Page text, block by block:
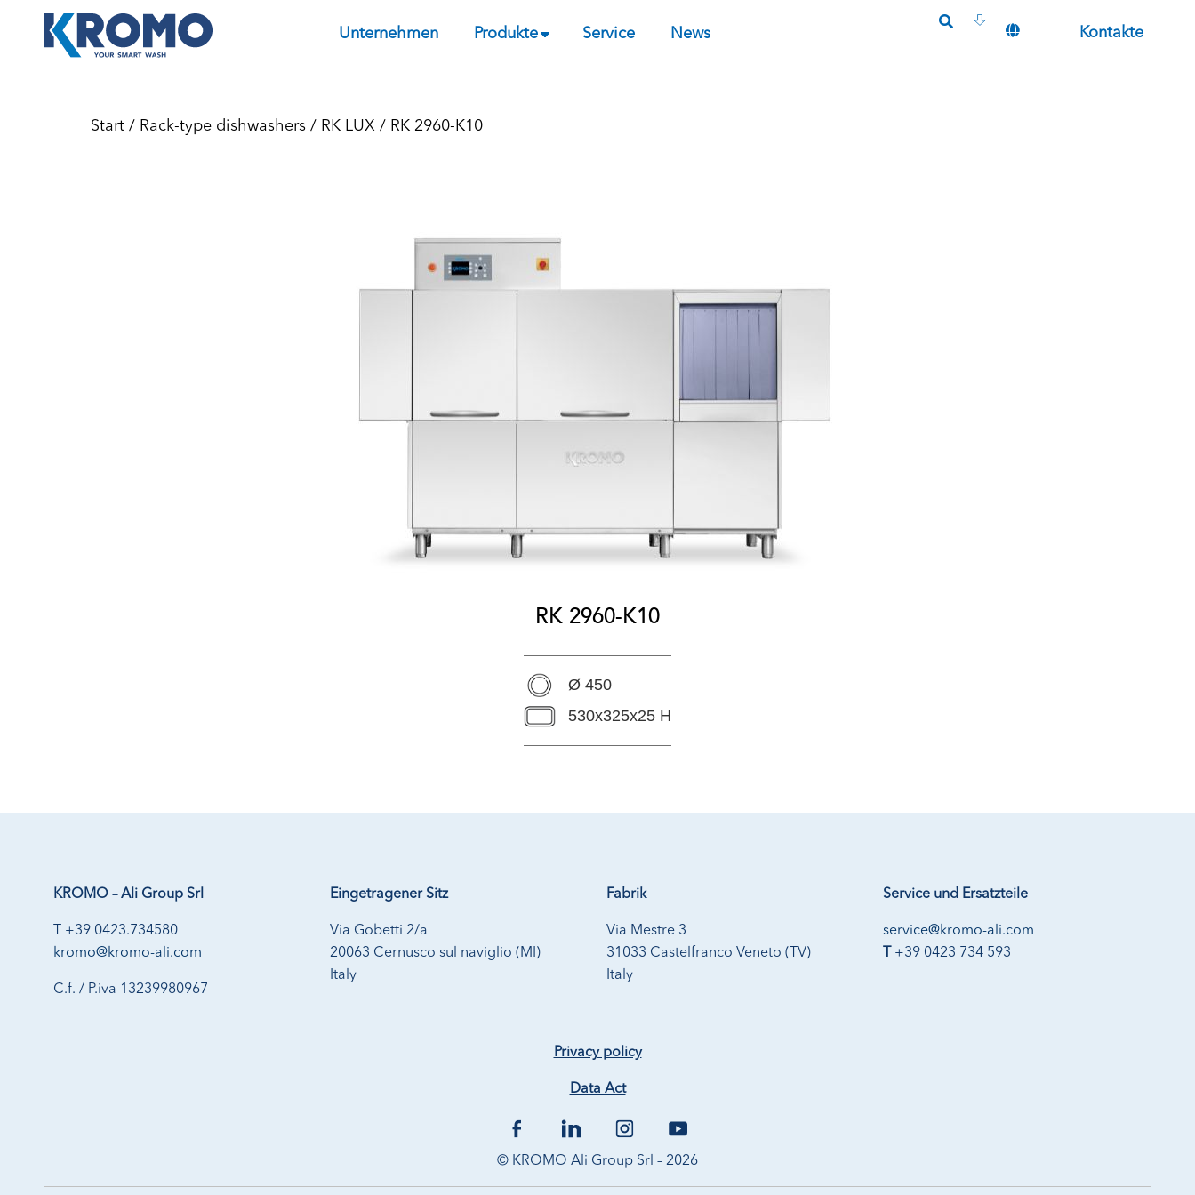
Unternehmen Produkte Service News Kontakte
Start / Rack-type dishwashers / RK LUX / RK 2960-K10
RK 2960-K10
Ø 450
530x325x25 H
KROMO – Ali Group Srl
T +39 0423.734580
kromo@kromo-ali.com
C.f. / P.iva 13239980967
Eingetragener Sitz
Via Gobetti 2/a
20063 Cernusco sul naviglio (MI)
Italy
Fabrik
Via Mestre 3
31033 Castelfranco Veneto (TV)
Italy
Service und Ersatzteile
service@kromo-ali.com
T +39 0423 734 593
Privacy policy
Data Act
© KROMO Ali Group Srl – 2026